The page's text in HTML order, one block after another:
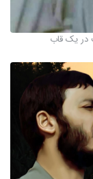
در یک قاب